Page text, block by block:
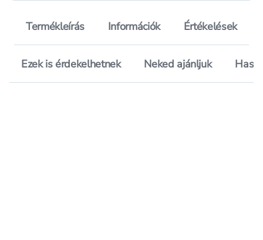
Termékleírás Információk Értékelések
Ezek is érdekelhetnek Neked ajánljuk